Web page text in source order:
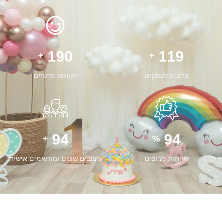
125
+
בלונים לעסקים
200
+
לקוחות פרטיים
99
%
לקוחות מרוצים
99
+
עיצובים שונים ומותאמים אישית